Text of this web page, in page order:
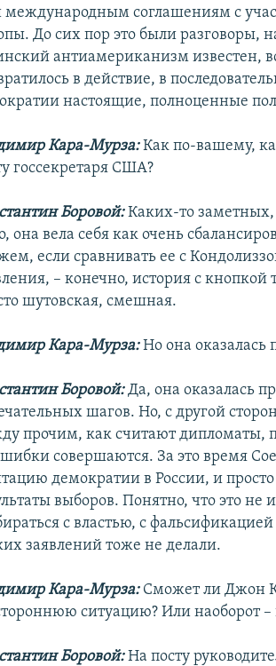
международным соглашениям с
До сих пор это были разговоры,
антиамериканизм известен,
в действие, в
настоящие, полноценные
Кара-Мурза:Как по-вашему,
госсекретаря США?
Боровой:Каких-то заметных,
она вела себя как очень
если сравнивать ее с
– конечно, история с кнопкой
шутовская, смешная.
Кара-Мурза:Но она оказалась
Боровой:Да, она оказалась
шагов. Но, с другой
прочим, как считают дипломаты,
совершаются. За это время
демократии в России, и
выборов. Понятно, что это не
с властью, с
заявлений тоже не делали.
Кара-Мурза:Сможет ли Джон
ситуацию? Или наоборот
Боровой:На посту